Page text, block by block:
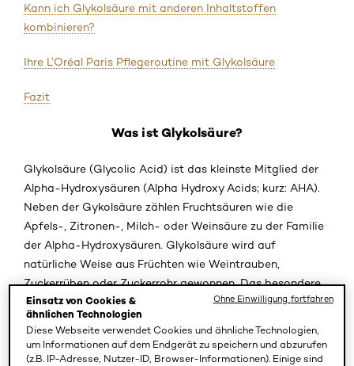
Kann ich Glykolsäure mit anderen Inhaltstoffen
kombinieren?
Ihre L’Oréal Paris Pflegeroutine mit Glykolsäure
Fazit
Was ist Glykolsäure?
Glykolsäure (Glycolic Acid) ist das kleinste Mitglied der
Alpha-Hydroxysäuren (Alpha Hydroxy Acids; kurz: AHA).
Neben der Gykolsäure zählen Fruchtsäuren wie die
Apfels-, Zitronen-, Milch- oder Weinsäure zu der Familie
der Alpha-Hydroxysäuren. Glykolsäure wird auf
natürliche Weise aus Früchten wie Weintrauben,
Zuckerrüben oder Zuckerrohr gewonnen. Das besondere
an Glykolsäure im Vergleich zu den anderen AHA-
Säuren? Sie weist die kleinste Molekularstruktur auf und
kann so besonderes leicht auch in tiefere Hautschichten
eindringen, um dort ihre volle Wirkung zu entfalten.
Einsatz von Cookies &
ähnlichen Technologien
Diese Webseite verwendet Cookies und ähnliche Technologien,
um Informationen auf dem Endgerät zu speichern und abzurufen
(z.B. IP-Adresse, Nutzer-ID, Browser-Informationen). Einige sind
Ohne Einwilligung fortfahren